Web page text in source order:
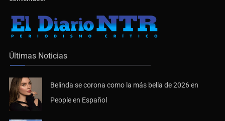
Últimas Noticias
Belinda se corona como la más bella de 2026 en
People en Español